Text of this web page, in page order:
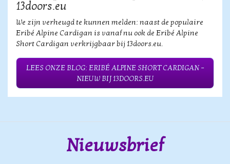
13doors.eu
We zijn verheugd te kunnen melden: naast de populaire
Eribé Alpine Cardigan is vanaf nu ook de Eribé Alpine
Short Cardigan verkrijgbaar bij 13doors.eu.
LEES ONZE BLOG: ERIBÉ ALPINE SHORT CARDIGAN –
NIEUW BIJ 13DOORS.EU
Nieuwsbrief